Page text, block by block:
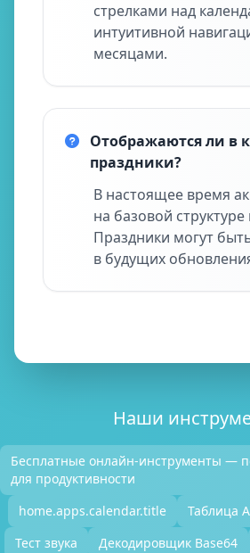
стрелками над
интуитивной
месяцами.
Отображаются ли в
праздники?
В настоящее время
на базовой структуре
Праздники могут
в будущих
Наши
Бесплатные онлайн-инструменты —
для продуктивности
home.apps.calendar.title
Таблица
Тест звука
Декодировщик Base64